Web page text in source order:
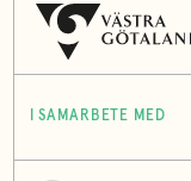
I SAMARBETE MED